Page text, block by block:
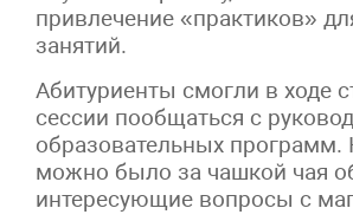
привлечение «практиков»
занятий.
Абитуриенты смогли в ходе
сессии пообщаться с
образовательных программ.
можно было за чашкой чая
интересующие вопросы с